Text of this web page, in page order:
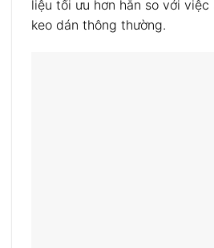
liệu tối ưu hơn hẳn so với
keo dán thông thường.